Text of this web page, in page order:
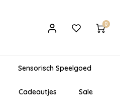
0
Sensorisch Speelgoed
Cadeautjes Sale